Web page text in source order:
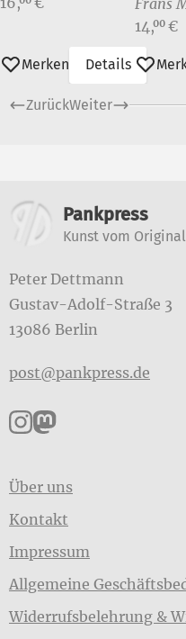
Merken Details
Preis:
14,00 €
ZurückWeiter
WeiterePankpress
Kunst vom Original
Peter Dettmann
Gustav-Adolf-Straße 3
13086 Berlin
post@pankpress.de
Pankpress auf
Pankpress
Über uns
Kontakt
Impressum
Allgemeine
Widerrufsbelehrung &